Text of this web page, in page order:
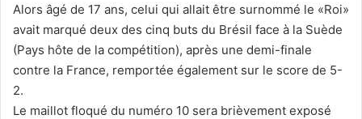
Alors âgé de 17 ans, celui qui allait être surnommé le «Roi»
avait marqué deux des cinq buts du Brésil face à la Suède
(Pays hôte de la compétition), après une demi-finale
contre la France, remportée également sur le score de 5-
2.
Le maillot floqué du numéro 10 sera brièvement exposé